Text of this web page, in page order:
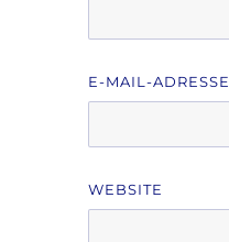
E-MAIL-ADRESSE
WEBSITE